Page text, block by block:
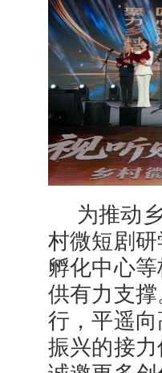
为推动
村微短剧
孵化中心
供有力支撑
行，平遥
振兴的接